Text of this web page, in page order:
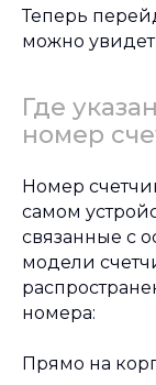
Теперь
можно
Где
номер
Номер
самом
связанные с
модели
номера:
Прямо на